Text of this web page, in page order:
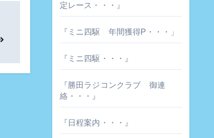
定レース・・・』
『ミニ四駆 年間獲得P・・・」
『ミニ四駆・・・』
『勝田ラジコンクラブ 御連
絡・・・』
『日程案内・・・』